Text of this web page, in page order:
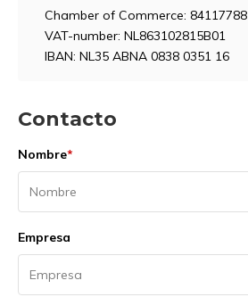
Chamber of Commerce: 84117788
VAT-number: NL863102815B01
IBAN: NL35 ABNA 0838 0351 16
Contacto
Nombre*
Empresa